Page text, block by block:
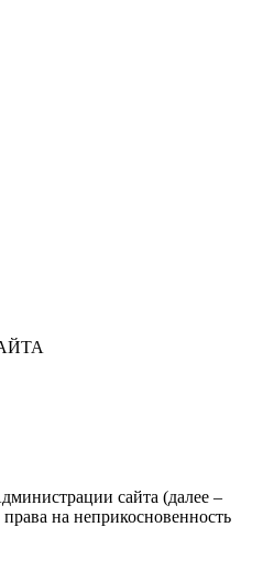
сайта (далее –
на неприкосновенность